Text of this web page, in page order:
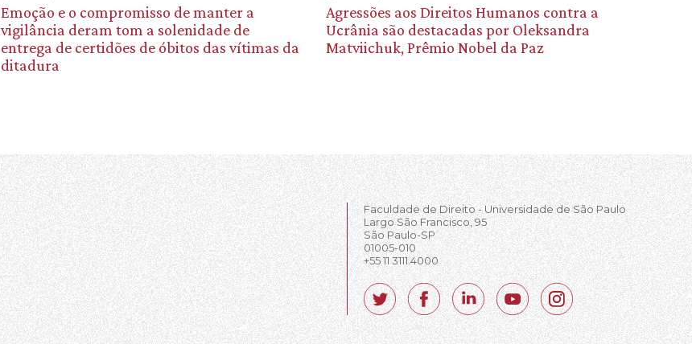
Emoção e o compromisso de manter a
vigilância deram tom a solenidade de
entrega de certidões de óbitos das vítimas da
ditadura
Agressões aos Direitos Humanos contra a
Ucrânia são destacadas por Oleksandra
Matviichuk, Prêmio Nobel da Paz
Faculdade de Direito - Universidade de São Paulo
Largo São Francisco, 95
São Paulo-SP
01005-010
+55 11 3111.4000